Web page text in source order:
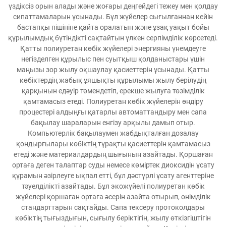
үздіксіз орын алады және жоғары деңгейдегі тежеу мен қолдау
сипаттамаларын ұсынады. Бұл жүйелер сығылғаннан кейін
бастапқы пішініне қайта оралатын және ұзақ уақыт бойы
құрылымдық бүтіндікті сақтайтын үлкен серпімділік көрсетеді.
Қатты полиуретан көбік жүйелері энергияны үнемдеуге
негізделген құрылыс пен суытқыш қолданыстары үшін
маңызы зор жылу оқшаулау қасиеттерін ұсынады. Қатты
көбіктердің жабық ұяшықты құрылымы жылу берілудің
қарқынын едәуір төмендетіп, ерекше жылуға төзімділік
қамтамасыз етеді. Полиуретан көбік жүйелерін өндіру
процестері алдыңғы қатарлы автоматтандыру мен сапа
бақылау шараларын енгізу арқылы дамып отыр.
Компьютерлік бақылаумен жабдықталған дозалау
қондырғылары көбіктің тұрақты қасиеттерін қамтамасыз
етеді және материалдардың шығынын азайтады. Қоршаған
ортаға деген талаптар суды немесе көміртек диоксидін ұсату
құрамын әзірлеуге ықпал етті, бұл дәстүрлі ұсату агенттеріне
тәуелділікті азайтады. Бұл экожүйелі полиуретан көбік
жүйелері қоршаған ортаға әсерін азайта отырып, өнімділік
стандарттарын сақтайды. Сапа тексеру протоколдары
көбіктің тығыздығын, сығылу беріктігін, жылу өткізгіштігін